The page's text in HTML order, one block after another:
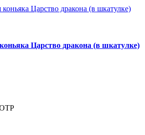
Царство дракона (в шкатулке)